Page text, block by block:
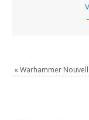
« Warhammer